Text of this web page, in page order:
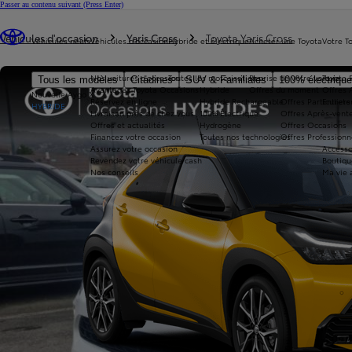
Passer au contenu suivant (Press Enter)
Véhicules neufs
Tous les modèles Citadines SUV & Familiales 100%
Nouvelle Aygo X
HYBRIDE
Véhicules d'occasion
Nos voitures d'occasion
Avantages Toyota Occasions
Réservez en ligne
Livraison près de chez vous
Offres et actualités
Financez votre occasion
Assurez votre occasion
Revendez votre véhicule cash
Nos conseils
Hybride et électrique
Toutes les motorisations
Hybride
Hybride Rechargeable
100% Électrique
Hydrogène
Toutes nos technologies
Acheter une Toyota
Reprise de votre voiture
Offres du moment
Offres Après-
Offres Occasions
Offres
Votre
Toyota
Offres
Ma vie
Véhicules d'occasion Yaris Cross Toyota Yaris Cross